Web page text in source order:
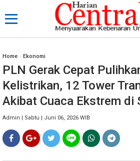
Home » Ekonomi
PLN Gerak Cepat
Kelistrikan, 12 Tower
Akibat Cuaca Ekstrem di
Admin | Sabtu | Juni 06, 2026 WIB